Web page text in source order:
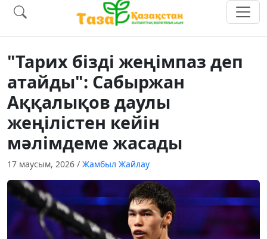
"Тарих бізді жеңімпаз деп
атайды": Сабыржан
Аққалықов даулы
жеңілістен кейін
мәлімдеме жасады
17 маусым, 2026 / Жамбыл Жайлау